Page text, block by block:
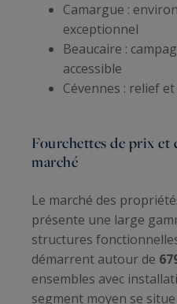
Camargue :
exceptionnel
Beaucaire :
accessible
Cévennes : relief
Fourchettes de prix et
marché
Le marché des
présente une large
structures
démarrent autour de
ensembles avec
segment moyen se